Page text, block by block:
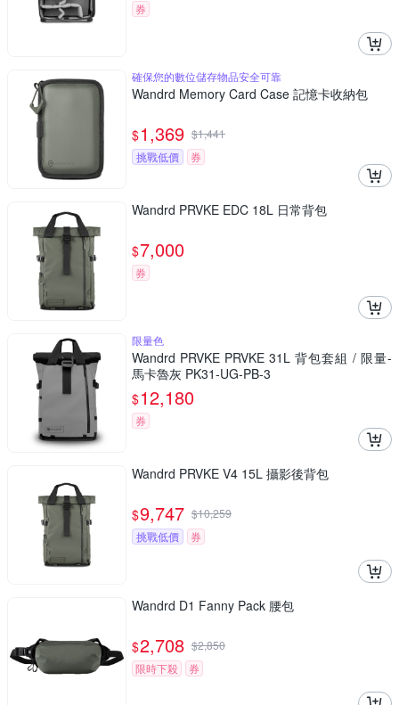
券
確保您的數位儲存物品安全可靠
Wandrd Memory Card Case 記憶卡收納包
$1,369 $1,441
挑戰低價
券
Wandrd PRVKE EDC 18L 日常背包
$7,000
券
限量色
Wandrd PRVKE PRVKE 31L 背包套組 / 限量-
馬卡魯灰 PK31-UG-PB-3
$12,180
券
Wandrd PRVKE V4 15L 攝影後背包
$9,747 $10,259
挑戰低價
券
Wandrd D1 Fanny Pack 腰包
$2,708 $2,850
限時下殺
券